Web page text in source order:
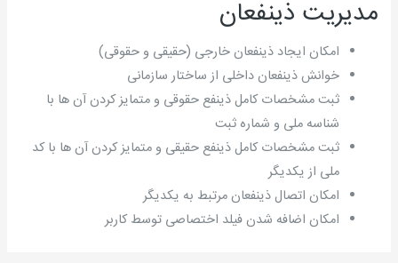
مدیریت ذینفعان
امکان ایجاد ذینفعان خارجی (حقیقی و حقوقی)
خوانش ذینفعان داخلی از ساختار سازمانی
ثبت مشخصات کامل ذینفع حقوقی و متمایز کردن آن ها با
شناسه ملی و شماره ثبت
ثبت مشخصات کامل ذینفع حقیقی و متمایز کردن آن ها با کد
ملی از یکدیگر
امکان اتصال ذینفعان مرتبط به یکدیگر
امکان اضافه شدن فیلد اختصاصی توسط کاربر